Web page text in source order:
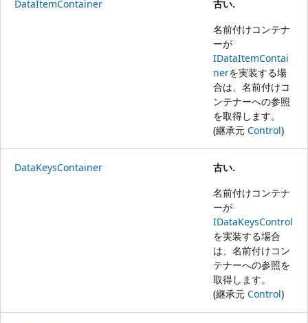
DataItemContainer
古い.
名前付けコンテナ
ーが
IDataItemContai
nerを実装する場
合は、名前付けコ
ンテナーへの参照
を取得します。
(継承元 Control)
DataKeysContainer
古い.
名前付けコンテナ
ーが
IDataKeysControl
を実装する場合
は、名前付けコン
テナーへの参照を
取得します。
(継承元 Control)